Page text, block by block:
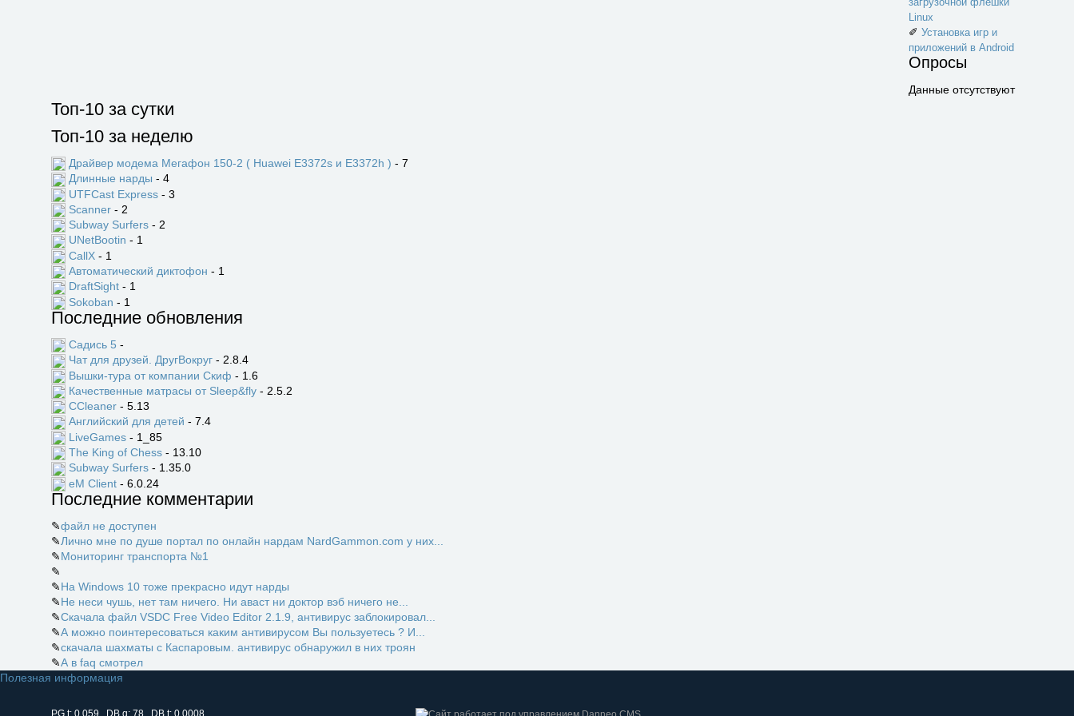
Linux
✐ Установка игр и
приложений в Android
Опросы
Данные отсутствуют
Топ-10 за сутки
Топ-10 за неделю
Драйвер модема Мегафон 150-2 ( Huawei E3372s и E3372h ) - 7
Длинные нарды - 4
UTFCast Express - 3
Scanner - 2
Subway Surfers - 2
UNetBootin - 1
CallX - 1
Автоматический диктофон - 1
DraftSight - 1
Sokoban - 1
Последние обновления
Садись 5 -
Чат для друзей. ДругВокруг - 2.8.4
Вышки-тура от компании Скиф - 1.6
Качественные матрасы от Sleep&fly - 2.5.2
CCleaner - 5.13
Английский для детей - 7.4
LiveGames - 1_85
The King of Chess - 13.10
Subway Surfers - 1.35.0
eM Client - 6.0.24
Последние комментарии
✎файл не доступен
✎Лично мне по душе портал по онлайн нардам NardGammon.com у них...
✎Мониторинг транспорта №1
✎
✎На Windows 10 тоже прекрасно идут нарды
✎Не неси чушь, нет там ничего. Ни аваст ни доктор вэб ничего не...
✎Скачала файл VSDC Free Video Editor 2.1.9, антивирус заблокировал...
✎А можно поинтересоваться каким антивирусом Вы пользуетесь ? И...
✎скачала шахматы с Каспаровым. антивирус обнаружил в них троян
✎А в faq смотрел
Полезная информация
PG.t: 0.059 DB.q: 78 DB.t: 0.0008